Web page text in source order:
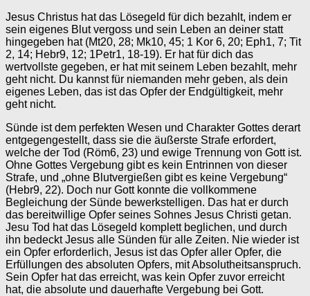
Jesus Christus hat das Lösegeld für dich bezahlt, indem er
sein eigenes Blut vergoss und sein Leben an deiner statt
hingegeben hat (Mt20, 28; Mk10, 45; 1 Kor 6, 20; Eph1, 7; Tit
2, 14; Hebr9, 12; 1Petr1, 18-19). Er hat für dich das
wertvollste gegeben, er hat mit seinem Leben bezahlt, mehr
geht nicht. Du kannst für niemanden mehr geben, als dein
eigenes Leben, das ist das Opfer der Endgültigkeit, mehr
geht nicht.
Sünde ist dem perfekten Wesen und Charakter Gottes derart
entgegengestellt, dass sie die äußerste Strafe erfordert,
welche der Tod (Röm6, 23) und ewige Trennung von Gott ist.
Ohne Gottes Vergebung gibt es kein Entrinnen von dieser
Strafe, und „ohne Blutvergießen gibt es keine Vergebung“
(Hebr9, 22). Doch nur Gott konnte die vollkommene
Begleichung der Sünde bewerkstelligen. Das hat er durch
das bereitwillige Opfer seines Sohnes Jesus Christi getan.
Jesu Tod hat das Lösegeld komplett beglichen, und durch
ihn bedeckt Jesus alle Sünden für alle Zeiten. Nie wieder ist
ein Opfer erforderlich, Jesus ist das Opfer aller Opfer, die
Erfüllungen des absoluten Opfers, mit Absolutheitsanspruch.
Sein Opfer hat das erreicht, was kein Opfer zuvor erreicht
hat, die absolute und dauerhafte Vergebung bei Gott.